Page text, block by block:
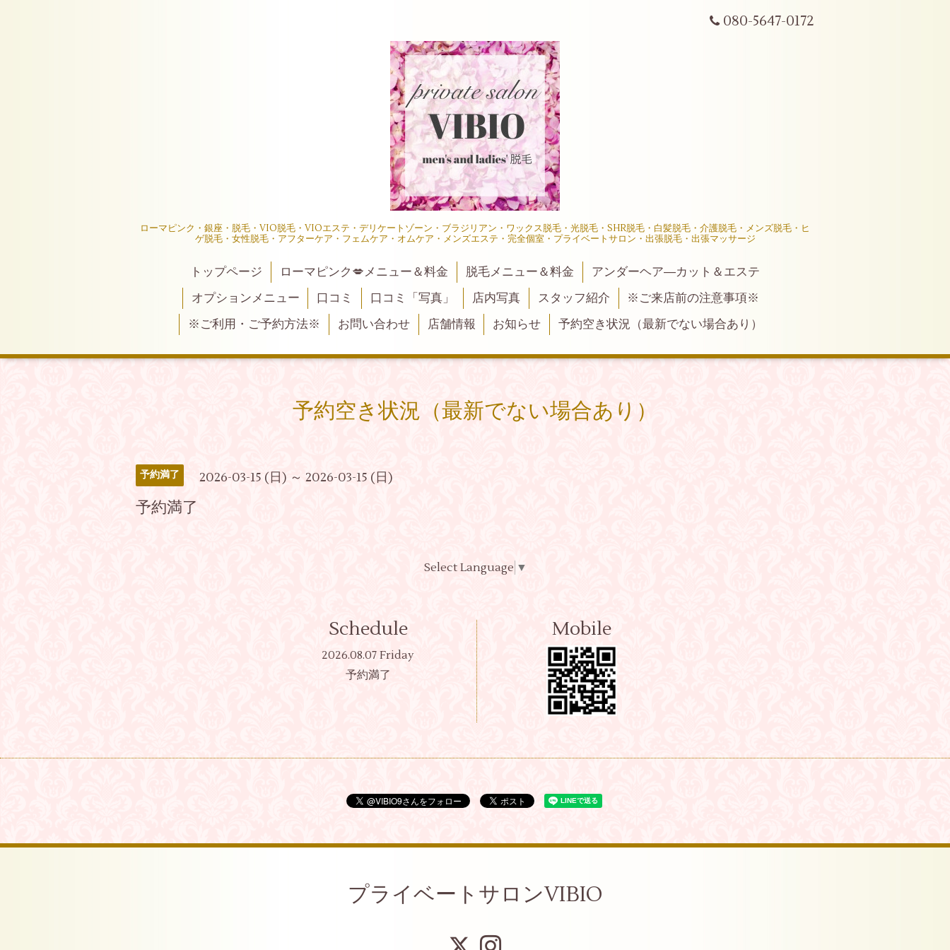
080-5647-0172
ローマピンク・銀座・脱毛・VIO脱毛・VIOエステ・デリケートゾーン・ブラジリアン・ワックス脱毛・光脱毛・SHR脱毛・白髪脱毛・介護脱毛・メンズ脱毛・ヒ
ゲ脱毛・女性脱毛・アフターケア・フェムケア・オムケア・メンズエステ・完全個室・プライベートサロン・出張脱毛・出張マッサージ
トップページ ローマピンク💋メニュー＆料金 脱毛メニュー＆料金
アンダーヘア―カット＆エステ
オプションメニュー
口コミ 口コミ「写真」 店内写真 スタッフ紹介
※ご来店前の注意事項※
※ご利用・ご予約方法※
お問い合わせ 店舗情報 お知らせ 予約空き状況（最新でない場合あり）
予約空き状況（最新でない場合あり）
予約満了 2026-03-15 (日) ～ 2026-03-15 (日)
予約満了
Select Language ▼
Schedule
2026.08.07 Friday
予約満了
Mobile
プライベートサロンVIBIO